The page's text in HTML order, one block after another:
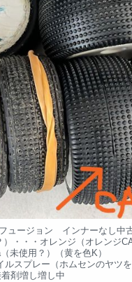
ュージョン インナーなし中古
・・・オレンジ（オレンジCA
未使用？）（黄を色K）
スプレー（ホムセンのヤツを
剤増し増し中